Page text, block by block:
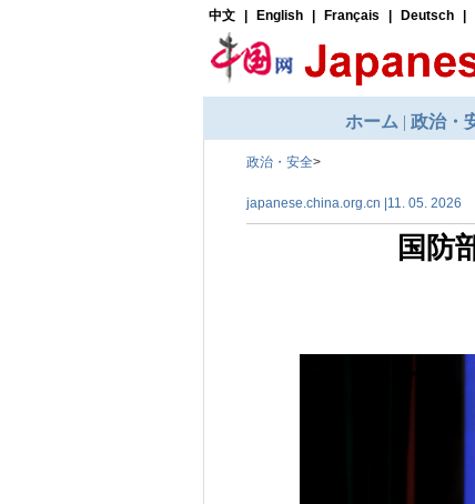
政治・安全>
japanese.china.org.cn |11. 05. 2026
国防